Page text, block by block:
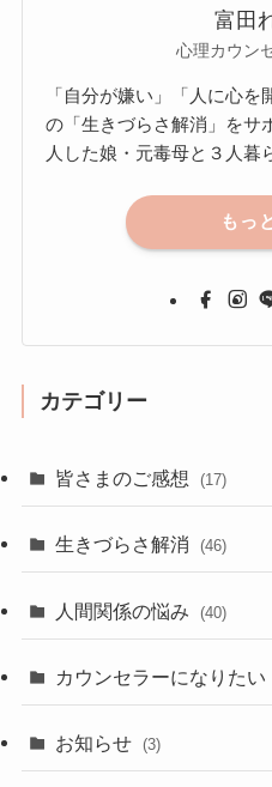
富田
心理カウン
「自分が嫌い」「人に心
の「生きづらさ解消」をサ
人した娘・元毒母と３人暮
もっ
カテゴリー
皆さまのご感想 (17)
生きづらさ解消 (46)
(3)
人間関係の悩み (40)
カウンセラーになりたい
お知らせ (3)